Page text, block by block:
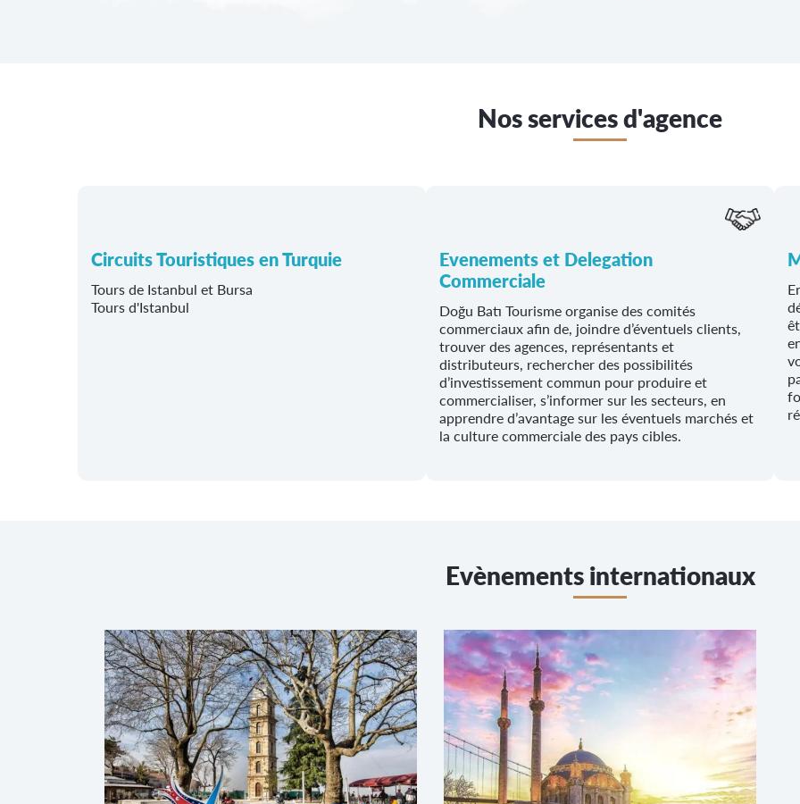
Nos services d'agence
Circuits Touristiques en Turquie
Tours de Istanbul et Bursa
Tours d'Istanbul
Evenements et Delegation
Commerciale
Doğu Batı Tourisme organise des comités
commerciaux afin de, joindre d’éventuels clients,
trouver des agences, représentants et
distributeurs, rechercher des possibilités
d’investissement commun pour produire et
commercialiser, s’informer sur les secteurs, en
apprendre d’avantage sur les éventuels marchés et
la culture commerciale des pays cibles.
Evènements internationaux